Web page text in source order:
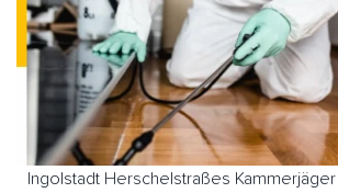
Ingolstadt Herschelstraßes